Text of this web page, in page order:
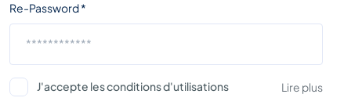
Re-Password *
J'accepte les conditions d'utilisations Lire plus